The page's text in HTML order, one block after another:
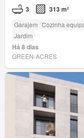
3 313 m²
Garajem Cozinha
Jardim
Há 8 dias
GREEN-ACRES